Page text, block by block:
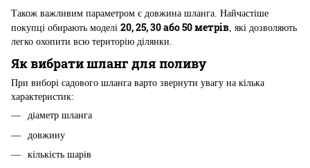
Також важливим параметром є довжина шланга. Найчастіше
покупці обирають моделі 20, 25, 30 або 50 метрів , які дозволяють
легко охопити всю територію ділянки.
Як вибрати шланг для поливу
При виборі садового шланга варто звернути увагу на кілька
характеристик:
діаметр шланга
довжину
кількість шарів